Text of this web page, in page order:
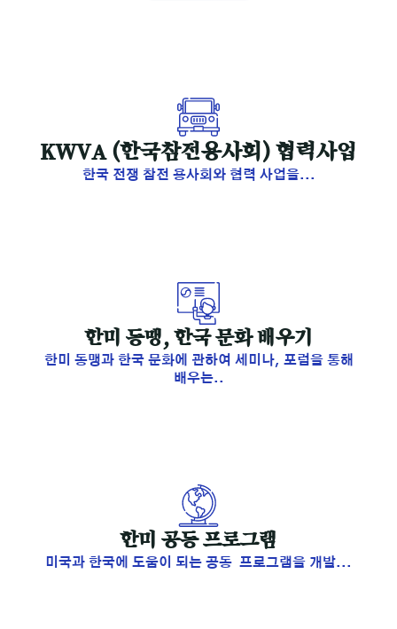
KWVA (한국참전용사회) 협력사업
한국 전쟁 참전 용사회와 협력 사업을...
한미 동맹, 한국 문화 배우기
한미 동맹과 한국 문화에 관하여 세미나, 포럼을 통해
배우는..
​한미 공동 프로그램
미국과 한국에 도움이 되는 공동 프로그램을 개발...